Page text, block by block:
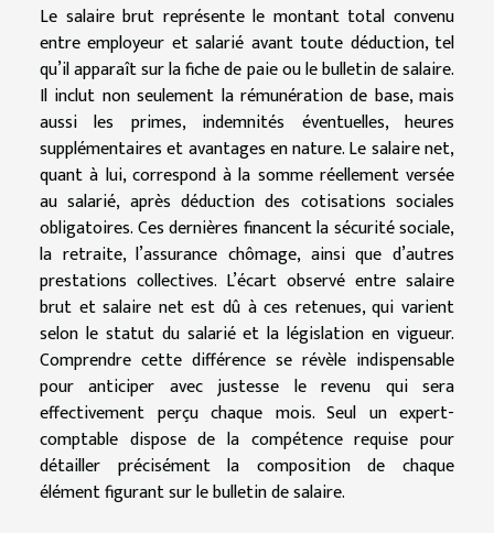
Le salaire brut représente le montant total convenu
entre employeur et salarié avant toute déduction, tel
qu’il apparaît sur la fiche de paie ou le bulletin de salaire.
Il inclut non seulement la rémunération de base, mais
aussi les primes, indemnités éventuelles, heures
supplémentaires et avantages en nature. Le salaire net,
quant à lui, correspond à la somme réellement versée
au salarié, après déduction des cotisations sociales
obligatoires. Ces dernières financent la sécurité sociale,
la retraite, l’assurance chômage, ainsi que d’autres
prestations collectives. L’écart observé entre salaire
brut et salaire net est dû à ces retenues, qui varient
selon le statut du salarié et la législation en vigueur.
Comprendre cette différence se révèle indispensable
pour anticiper avec justesse le revenu qui sera
effectivement perçu chaque mois. Seul un expert-
comptable dispose de la compétence requise pour
détailler précisément la composition de chaque
élément figurant sur le bulletin de salaire.